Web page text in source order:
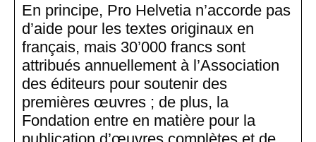
En principe, Pro Helvetia n’accorde pas
d’aide pour les textes originaux en
français, mais 30’000 francs sont
attribués annuellement à l’Association
des éditeurs pour soutenir des
premières œuvres ; de plus, la
Fondation entre en matière pour la